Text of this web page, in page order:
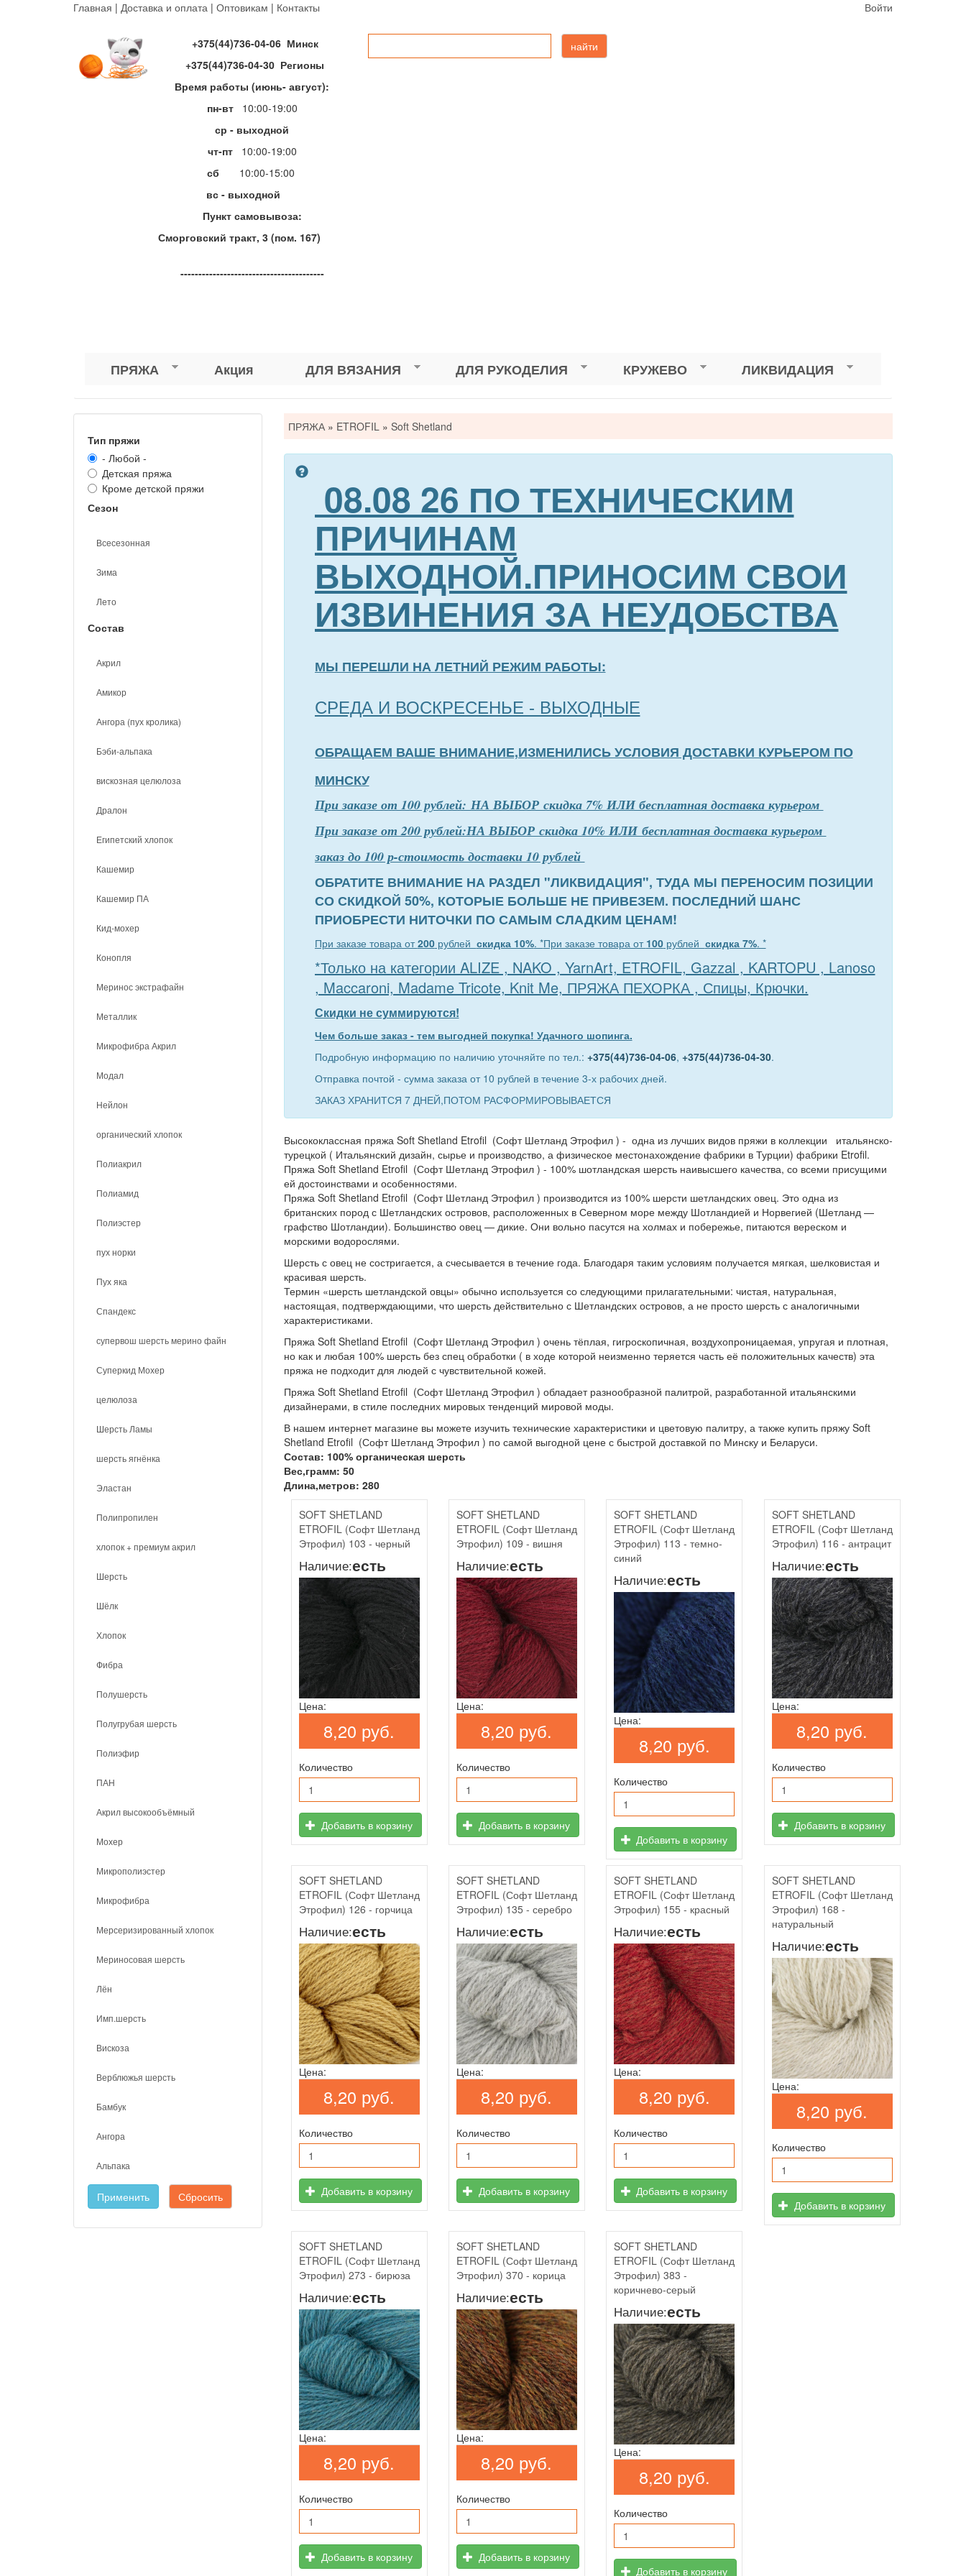
Главная | Доставка и оплата | Оптовикам | Контакты Войти
+375(44)736-04-06 Минск
+375(44)736-04-30 Регионы
Время работы (июнь- август):
пн-вт
10:00-19:00
ср - выходной
чт-пт 10:00-19:00
сб
10:00-15:00
вс - выходной
Пункт самовывоза:
Сморговский тракт, 3 (пом. 167)
----------------------------------------
найти
ПРЯЖА Акция ДЛЯ ВЯЗАНИЯ ДЛЯ РУКОДЕЛИЯ КРУЖЕВО ЛИКВИДАЦИЯ
Тип пряжи
- Любой -
Детская пряжа
Кроме детской пряжи
Сезон
Всесезонная
Зима
Лето
Состав
Акрил
Амикор
Ангора (пух кролика)
Бэби-альпака
вискозная целюлоза
Дралон
Египетский хлопок
Кашемир
Кашемир ПА
Кид-мохер
Конопля
Меринос экстрафайн
Металлик
Микрофибра Акрил
Модал
Нейлон
органический хлопок
Полиакрил
Полиамид
Полиэстер
пух норки
Пух яка
Спандекс
супервош шерсть мерино файн
Суперкид Мохер
целюлоза
Шерсть Ламы
шерсть ягнёнка
Эластан
Полипропилен
хлопок + премиум акрил
Шерсть
Шёлк
Хлопок
Фибра
Полушерсть
Полугрубая шерсть
Полиэфир
ПАН
Акрил высокообъёмный
Мохер
Микрополиэстер
Микрофибра
Мерсеризированный хлопок
Мериносовая шерсть
Лён
Имп.шерсть
Вискоза
Верблюжья шерсть
Бамбук
Ангора
Альпака
Применить Сбросить
Вы
здесь
ПРЯЖА » ETROFIL » Soft Shetland
08.08 26 ПО ТЕХНИЧЕСКИМ
ПРИЧИНАМ
ВЫХОДНОЙ.ПРИНОСИМ СВОИ
ИЗВИНЕНИЯ ЗА НЕУДОБСТВА
МЫ ПЕРЕШЛИ НА ЛЕТНИЙ РЕЖИМ РАБОТЫ:
СРЕДА И ВОСКРЕСЕНЬЕ - ВЫХОДНЫЕ
ОБРАЩАЕМ ВАШЕ ВНИМАНИЕ,ИЗМЕНИЛИСЬ УСЛОВИЯ ДОСТАВКИ КУРЬЕРОМ ПО
МИНСКУ
При заказе от 100 рублей: НА ВЫБОР скидка 7% ИЛИ бесплатная доставка курьером
При заказе от 200 рублей:НА ВЫБОР скидка 10% ИЛИ бесплатная доставка курьером
заказ до 100 р-стоимость доставки 10 рублей
ОБРАТИТЕ ВНИМАНИЕ НА РАЗДЕЛ "ЛИКВИДАЦИЯ", ТУДА МЫ ПЕРЕНОСИМ ПОЗИЦИИ
СО СКИДКОЙ 50%, КОТОРЫЕ БОЛЬШЕ НЕ ПРИВЕЗЕМ. ПОСЛЕДНИЙ ШАНС
ПРИОБРЕСТИ НИТОЧКИ ПО САМЫМ СЛАДКИМ ЦЕНАМ!
При заказе товара от200рублей скидка 10%. *При заказе товара от 100рублей скидка 7%. *
*Только на категории ALIZE , NAKO , YarnArt, ETROFIL, Gazzal , KARTOPU , Lanoso
, Maccaroni, Madame Tricote, Knit Me, ПРЯЖА ПЕХОРКА , Спицы, Крючки.
Скидки не суммируются!
Чем больше заказ - тем выгодней покупка! Удачного шопинга.
Подробную информацию по наличию уточняйте по тел.: +375(44)736-04-06, +375(44)736-04-30.
Отправка почтой - сумма заказа от 10 рублей в течение 3-х рабочих дней.
ЗАКАЗ ХРАНИТСЯ 7 ДНЕЙ,ПОТОМ РАСФОРМИРОВЫВАЕТСЯ
Высококлассная пряжа Soft Shetland Etrofil (Софт Шетланд Этрофил ) - одна из лучших видов пряжи в коллекции итальянско-
турецкой ( Итальянский дизайн, сырье и производство, а физическое местонахождение фабрики в Турции) фабрики Etrofil.
Пряжа Soft Shetland Etrofil (Софт Шетланд Этрофил ) - 100% шотландская шерсть наивысшего качества, со всеми присущими
ей достоинствами и особенностями.
Пряжа Soft Shetland Etrofil (Софт Шетланд Этрофил ) производится из 100% шерсти шетландских овец. Это одна из
британских пород с Шетландских островов, расположенных в Северном море между Шотландией и Норвегией (Шетланд —
графство Шотландии). Большинство овец — дикие. Они вольно пасутся на холмах и побережье, питаются вереском и
морскими водорослями.
Шерсть с овец не состригается, а счесывается в течение года. Благодаря таким условиям получается мягкая, шелковистая и
красивая шерсть.
Термин «шерсть шетландской овцы» обычно используется со следующими прилагательными: чистая, натуральная,
настоящая, подтверждающими, что шерсть действительно с Шетландских островов, а не просто шерсть с аналогичными
характеристиками.
Пряжа Soft Shetland Etrofil (Софт Шетланд Этрофил ) очень тёплая, гигроскопичная, воздухопроницаемая, упругая и плотная,
но как и любая 100% шерсть без спец обработки ( в ходе которой неизменно теряется часть её положительных качеств) эта
пряжа не подходит для людей с чувствительной кожей.
Пряжа Soft Shetland Etrofil (Софт Шетланд Этрофил ) обладает разнообразной палитрой, разработанной итальянскими
дизайнерами, в стиле последних мировых тенденций мировой моды.
В нашем интернет магазине вы можете изучить технические характеристики и цветовую палитру, а также купить пряжу Soft
Shetland Etrofil (Софт Шетланд Этрофил ) по самой выгодной цене с быстрой доставкой по Минску и Беларуси.
Состав: 100% органическая шерсть
Вес,грамм: 50
Длина,метров: 280
SOFT SHETLAND
ETROFIL (Софт Шетланд
Этрофил) 103 - черный
Наличие:есть
Цена:
8,20 руб.
Количество
Добавить в корзину
SOFT SHETLAND
ETROFIL (Софт Шетланд
Этрофил) 109 - вишня
Наличие:есть
Цена:
8,20 руб.
Количество
Добавить в корзину
SOFT SHETLAND
ETROFIL (Софт Шетланд
Этрофил) 113 - темно-
синий
Наличие:есть
Цена:
8,20 руб.
Количество
Добавить в корзину
SOFT SHETLAND
ETROFIL (Софт Шетланд
Этрофил) 116 - антрацит
Наличие:есть
Цена:
8,20 руб.
Количество
Добавить в корзину
SOFT SHETLAND
ETROFIL (Софт Шетланд
Этрофил) 126 - горчица
Наличие:есть
Цена:
8,20 руб.
Количество
Добавить в корзину
SOFT SHETLAND
ETROFIL (Софт Шетланд
Этрофил) 135 - серебро
Наличие:есть
Цена:
8,20 руб.
Количество
Добавить в корзину
SOFT SHETLAND
ETROFIL (Софт Шетланд
Этрофил) 155 - красный
Наличие:есть
Цена:
8,20 руб.
Количество
Добавить в корзину
SOFT SHETLAND
ETROFIL (Софт Шетланд
Этрофил) 168 -
натуральный
Наличие:есть
Цена:
8,20 руб.
Количество
Добавить в корзину
SOFT SHETLAND
ETROFIL (Софт Шетланд
Этрофил) 273 - бирюза
Наличие:есть
Цена:
8,20 руб.
Количество
Добавить в корзину
SOFT SHETLAND
ETROFIL (Софт Шетланд
Этрофил) 370 - корица
Наличие:есть
Цена:
8,20 руб.
Количество
Добавить в корзину
SOFT SHETLAND
ETROFIL (Софт Шетланд
Этрофил) 383 -
коричнево-серый
Наличие:есть
Цена:
8,20 руб.
Количество
Добавить в корзину